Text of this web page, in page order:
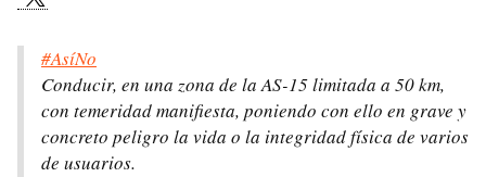
#AsíNo
Conducir, en una zona de la AS-15 limitada a 50 km,
con temeridad manifiesta, poniendo con ello en grave y
concreto peligro la vida o la integridad física de varios
de usuarios.